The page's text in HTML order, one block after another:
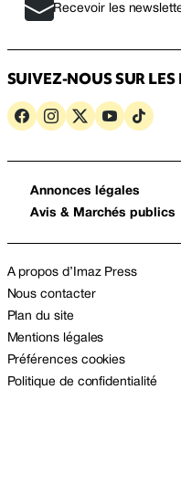
Recevoir les
SUIVEZ-NOUS SUR LES
Annonces légales
Avis & Marchés publics
A propos d’Imaz Press
Nous contacter
Plan du site
Mentions légales
Préférences cookies
Politique de confidentialité